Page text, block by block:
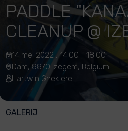
PADDLE
CLEANUP @
14 mei 2022 , 14:00 - 18:00
Dam, 8870 Izegem, Belgium
Hartwin Ghekiere
GALERIJ